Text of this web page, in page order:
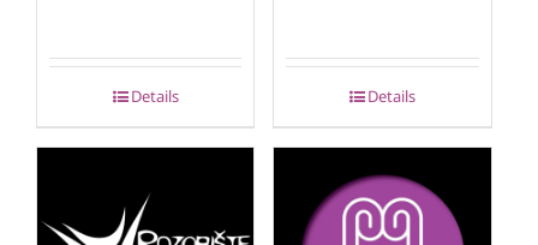
Details Details